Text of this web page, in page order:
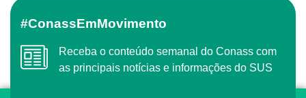
#ConassEmMovimento
Receba o conteúdo semanal do Conass com
as principais notícias e informações do SUS